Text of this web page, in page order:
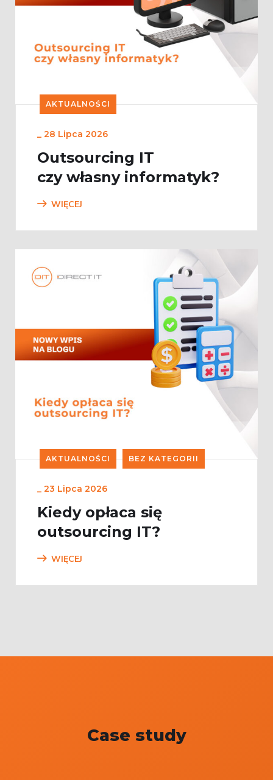
AKTUALNOŚCI
_ 28 Lipca 2026
Outsourcing IT
czy własny informatyk?
WIĘCEJ
AKTUALNOŚCI BEZ KATEGORII
_ 23 Lipca 2026
Kiedy opłaca się
outsourcing IT?
WIĘCEJ
Case study